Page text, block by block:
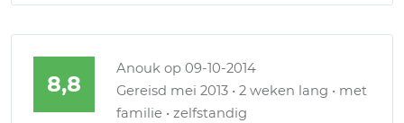
8,8
Anouk op 09-10-2014
Gereisd mei 2013 • 2 weken lang • met
familie • zelfstandig